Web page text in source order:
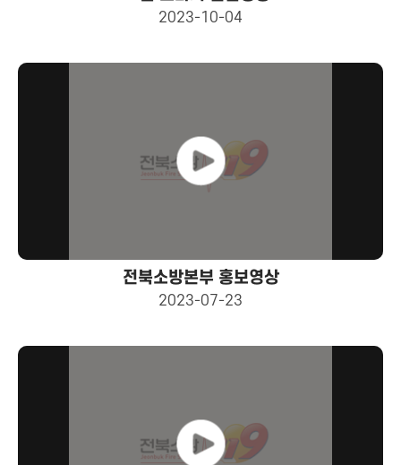
2023-10-04
전북소방본부 홍보영상
2023-07-23